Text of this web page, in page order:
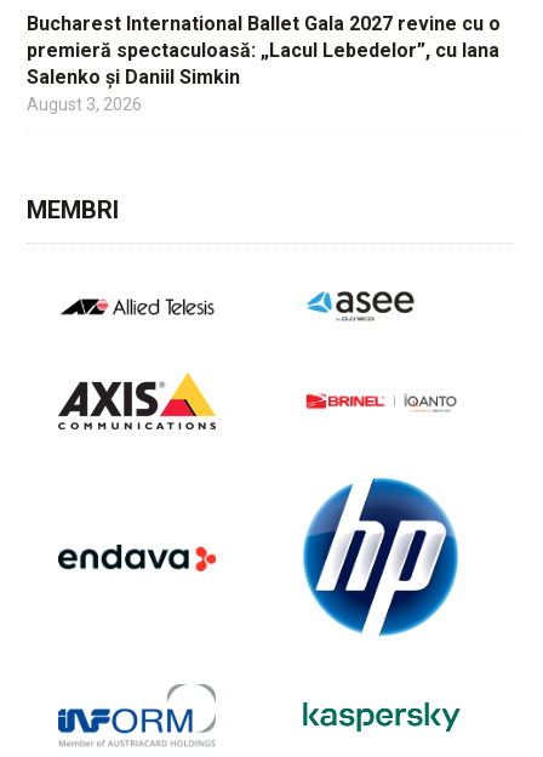
Bucharest International Ballet Gala 2027 revine cu o
premieră spectaculoasă: „Lacul Lebedelor”, cu Iana
Salenko și Daniil Simkin
August 3, 2026
MEMBRI